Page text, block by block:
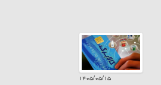
۱۴۰۵/۰۵/۱۵